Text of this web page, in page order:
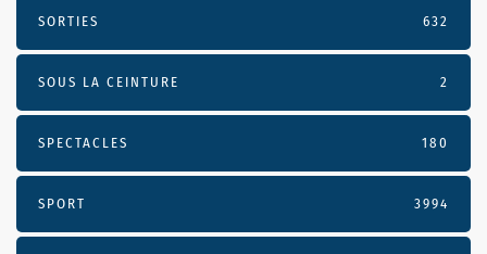
SORTIES 632
SOUS LA CEINTURE 2
SPECTACLES 180
SPORT 3994